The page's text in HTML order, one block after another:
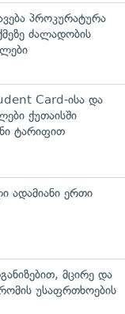
პროკურატურა
ძალადობის
Card-ისა და
ქუთაისში
ტარიფით
ადამიანი ერთი
მცირე და
უსაფრთხოების